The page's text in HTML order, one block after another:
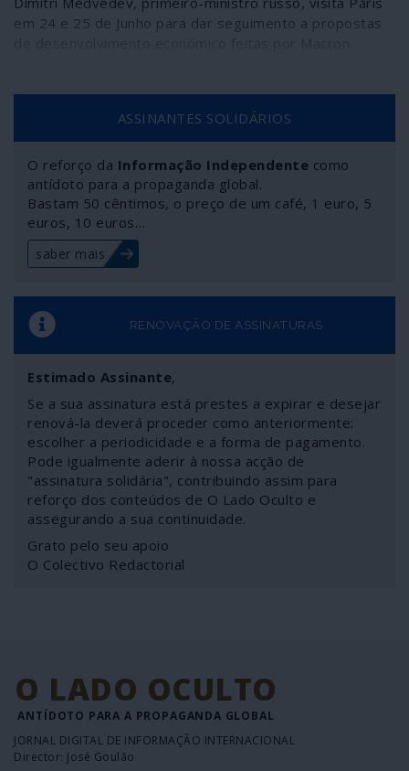
em 24 e 25 de Junho para dar seguimento a propostas
ASSINANTES SOLIDÁRIOS
O reforço da Informação Independente como
antídoto para a propaganda global.
Bastam 50 cêntimos, o preço de um café, 1 euro, 5
euros, 10 euros…
saber mais
RENOVAÇÃO DE ASSINATURAS
Estimado Assinante,
Se a sua assinatura está prestes a expirar e desejar
renová-la deverá proceder como anteriormente:
escolher a periodicidade e a forma de pagamento.
Pode igualmente aderir à nossa acção de
"assinatura solidária", contribuindo assim para
reforço dos conteúdos de O Lado Oculto e
assegurando a sua continuidade.
Grato pelo seu apoio
O Colectivo Redactorial
O LADO OCULTO
ANTÍDOTO PARA A PROPAGANDA GLOBAL
JORNAL DIGITAL DE INFORMAÇÃO INTERNACIONAL
Director: José Goulão